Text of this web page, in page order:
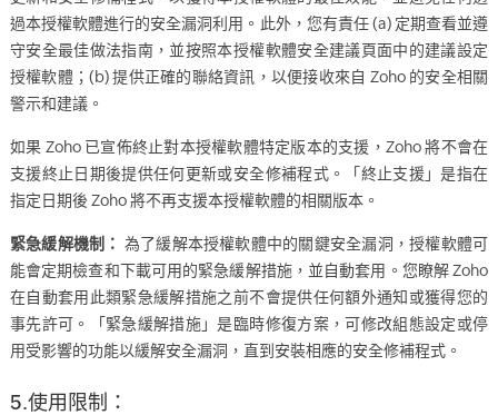
過本授權軟體進行的安全漏洞利用。此外，您有責任 (a) 定期查看並遵
守安全最佳做法指南，並按照本授權軟體安全建議頁面中的建議設定
授權軟體；(b) 提供正確的聯絡資訊，以便接收來自 Zoho 的安全相關
警示和建議。
如果 Zoho 已宣佈終止對本授權軟體特定版本的支援，Zoho 將不會在
支援終止日期後提供任何更新或安全修補程式。「終止支援」是指在
指定日期後 Zoho 將不再支援本授權軟體的相關版本。
緊急緩解機制： 為了緩解本授權軟體中的關鍵安全漏洞，授權軟體可
能會定期檢查和下載可用的緊急緩解措施，並自動套用。您瞭解 Zoho
在自動套用此類緊急緩解措施之前不會提供任何額外通知或獲得您的
事先許可。「緊急緩解措施」是臨時修復方案，可修改組態設定或停
用受影響的功能以緩解安全漏洞，直到安裝相應的安全修補程式。
5.使用限制：